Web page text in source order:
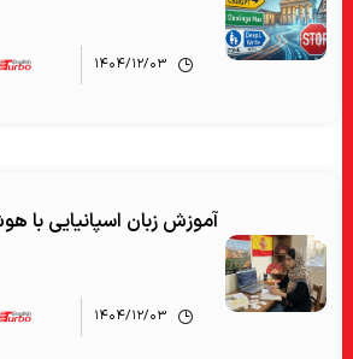
۱۴۰۴/۱۲/۰۳
آموزش زبان اسپانیایی با
۱۴۰۴/۱۲/۰۳